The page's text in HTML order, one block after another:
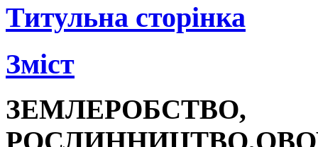
Титульна сторінка
Зміст
ЗЕМЛЕРОБСТВО,